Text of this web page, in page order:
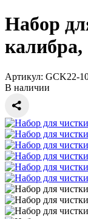
Набор
калибра,
Артикул: GCK22-
В наличии